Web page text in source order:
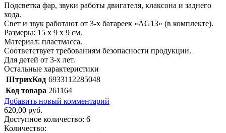
Подсветка фар, звуки работы двигателя, клаксона и заднего
хода.
Свет и звук работают от 3-х батареек «AG13» (в комплекте).
Размеры: 15 х 9 х 9 см.
Материал: пластмасса.
Соответствует требованиям безопасности продукции.
Для детей от 3-х лет.
Остальные характеристики
ШтрихКод 6933112285048
Код товара 261164
Добавить новый комментарий
620,00 руб.
Доступное количество: 6
Количество: